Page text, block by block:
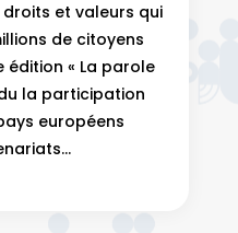
et valeurs qui
de citoyens
édition « La parole
la participation
européens